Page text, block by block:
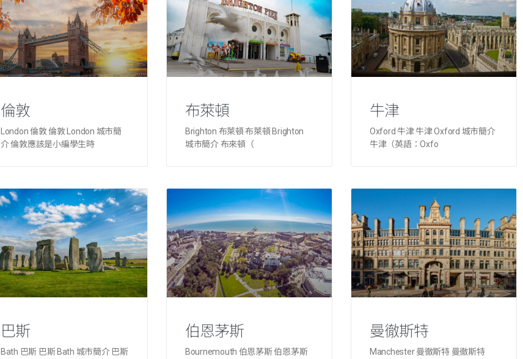
倫敦
London 倫敦 倫敦 London 城市簡
介 倫敦應該是小編學生時
布萊頓
Brighton 布萊頓 布萊頓 Brighton
城市簡介 布來頓（
牛津
Oxford 牛津 牛津 Oxford 城市簡介
牛津（英語：Oxfo
巴斯
Bath 巴斯 巴斯 Bath 城市簡介 巴斯
伯恩茅斯
Bournemouth 伯恩茅斯 伯恩茅斯
曼徹斯特
Manchester 曼徹斯特 曼徹斯特